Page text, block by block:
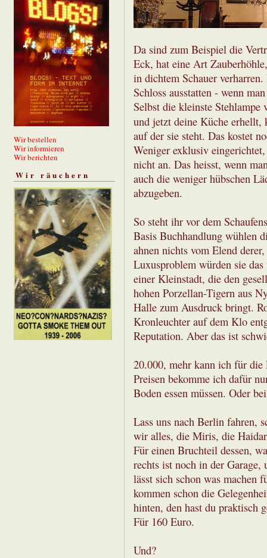
Wir bestellen
Wir informieren
Wir berichten
Wir räuchern
Da sind zum Beispiel die
Eck, hat eine Art
in dichtem Schauer
Schloss ausstatten - wenn
Selbst die kleinste
und jetzt deine Küche erhellt,
auf der sie steht. Das kostet
Weniger exklusiv
nicht an. Das heisst, wenn
auch die weniger hübschen
abzugeben.
So steht ihr vor dem
Basis Buchhandlung wühlen
ahnen nichts vom Elend
Luxusproblem würden sie
einer Kleinstadt, die den
hohen Porzellan-Tigern aus
Halle zum Ausdruck bringt.
Kronleuchter auf dem Klo
Reputation. Aber das ist
20.000, mehr kann ich für
Preisen bekomme ich dafür
Boden essen müssen. Oder
Lass uns nach Berlin fahren,
wir alles, die Miris, die
Für einen Bruchteil dessen,
rechts ist noch in der Garage,
lässt sich schon was machen
kommen schon die
hinten, den hast du praktisch
Für 160 Euro.
Und?